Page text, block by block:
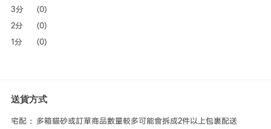
3分
(0)
2分
(0)
1分
(0)
送貨方式
宅配 ：多箱貓砂或訂單商品數量較多可能會拆成2件以上包裹配送